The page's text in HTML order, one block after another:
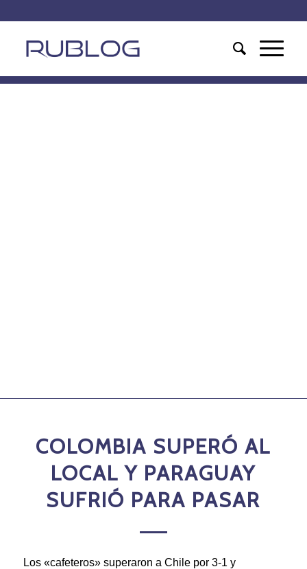
COLOMBIA SUPERÓ AL
LOCAL Y PARAGUAY
SUFRIÓ PARA PASAR
Los «cafeteros» superaron a Chile por 3-1 y